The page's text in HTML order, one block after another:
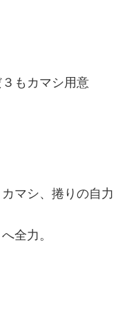
もカマシ用意
マシ、捲りの自力
全力。